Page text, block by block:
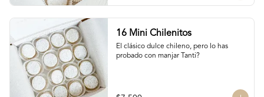
16 Mini Chilenitos
El clásico dulce chileno, pero lo has
probado con manjar Tanti?